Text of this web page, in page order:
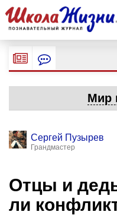
Мир
Сергей Пузырев
Грандмастер
Отцы и
ли